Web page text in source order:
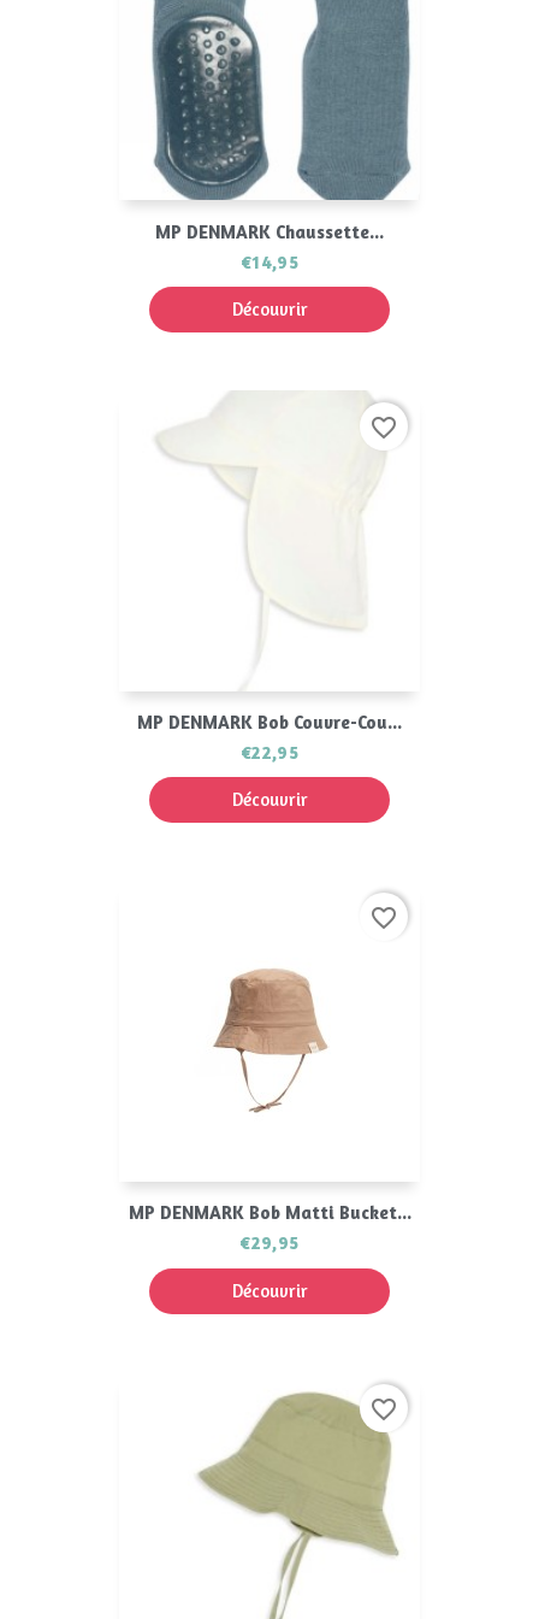
MP DENMARK Chaussette...
€14,95
Découvrir
MP DENMARK Bob Couvre-Cou...
€22,95
Découvrir
favorite_border
MP DENMARK Bob Matti Bucket...
€29,95
Découvrir
favorite_border
favorite_border